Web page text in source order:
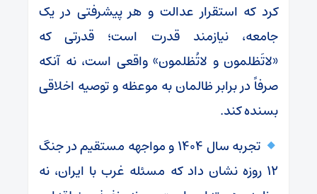
کرد که استقرار عدالت و هر پیشرفتی در یک
جامعه، نیازمند قدرت است؛ قدرتی که
«لاتَظلمون و لاتُظلمون» واقعی است، نه آنکه
صرفاً در برابر ظالمان به موعظه و توصیه اخلاقی
بسنده کند.
تجربه سال ۱۴۰۴ و مواجهه مستقیم در جنگ
۱۲ روزه نشان داد که مسئله غرب با ایران، نه